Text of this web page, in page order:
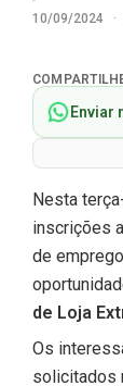
10/09/2024 ·
Enviar
Nesta
inscrições
de
de Loja
Os
solicitados